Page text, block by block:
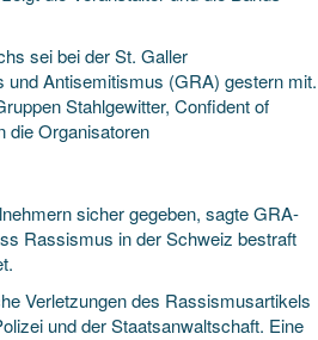
sei bei der St. Galler
und Antisemitismus (GRA) gestern mit.
Stahlgewitter, Confident of
die Organisatoren
sicher gegeben, sagte GRA-
Rassismus in der Schweiz bestraft
Verletzungen des Rassismusartikels
und der Staatsanwaltschaft. Eine